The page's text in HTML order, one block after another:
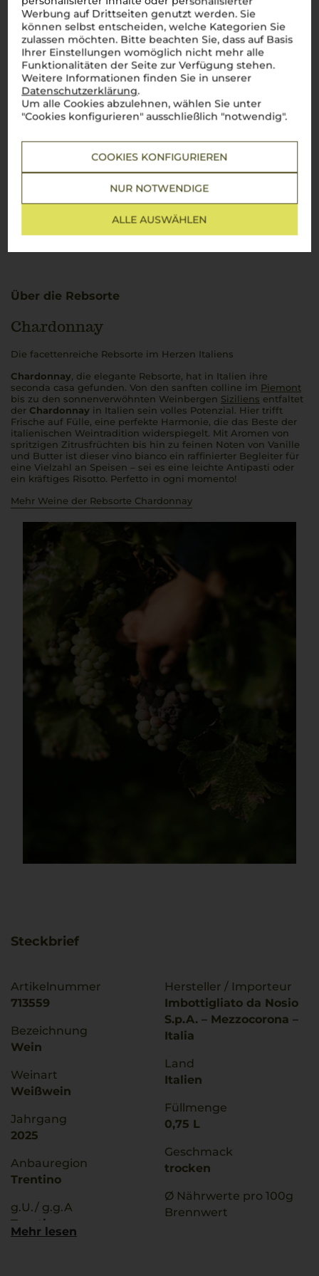
Werbung auf Drittseiten genutzt werden. Sie
können selbst entscheiden, welche Kategorien Sie
zulassen möchten. Bitte beachten Sie, dass auf Basis
Ihrer Einstellungen womöglich nicht mehr alle
Funktionalitäten der Seite zur Verfügung stehen.
Weitere Informationen finden Sie in unserer
Datenschutzerklärung.
Um alle Cookies abzulehnen, wählen Sie unter
"Cookies konfigurieren" ausschließlich "notwendig".
COOKIES KONFIGURIEREN
NUR NOTWENDIGE
ALLE AUSWÄHLEN
Über die Rebsorte
Chardonnay
Die facettenreiche Rebsorte im Herzen Italiens
Chardonnay, die elegante Rebsorte, hat in Italien ihre
seconda casa gefunden. Von den sanften colline im Piemont
bis zu den sonnenverwöhnten Weinbergen Siziliens entfaltet
der Chardonnay in Italien sein volles Potenzial. Hier trifft
Frische auf Fülle, eine perfekte Harmonie, die das Beste der
italienischen Weintradition widerspiegelt. Mit Aromen von
spritzigen Zitrusfrüchten bis hin zu feinen Noten von Vanille
und Butter ist dieser vino bianco ein raffinierter Begleiter für
eine Vielzahl an Speisen – sei es eine leichte Antipasti oder
ein kräftiges Risotto. Perfetto in ogni momento!
Mehr Weine der Rebsorte Chardonnay
Steckbrief
Artikelnummer
713559
Bezeichnung
Wein
Weinart
Weißwein
Jahrgang
2025
Anbauregion
Trentino
g.U./ g.g.A
Trentino
Hersteller / Importeur
Imbottigliato da Nosio
S.p.A. – Mezzocorona –
Italia
Land
Italien
Füllmenge
0,75 L
Geschmack
trocken
Ø Nährwerte pro 100g
Brennwert
Mehr lesen